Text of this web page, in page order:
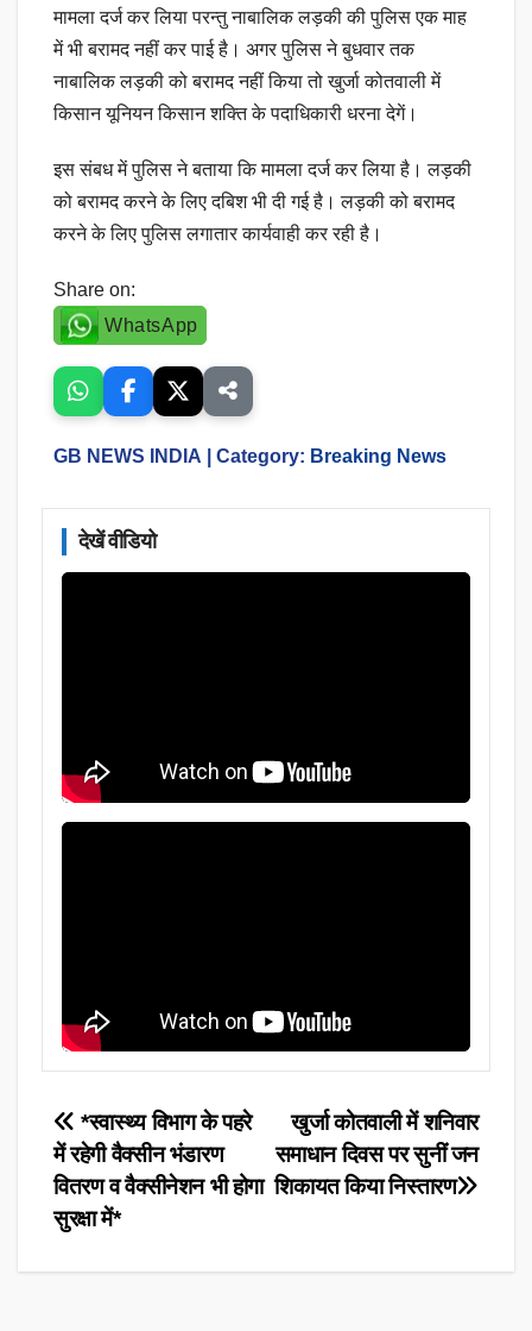
मामला दर्ज कर लिया परन्तु नाबालिक लड़की की पुलिस एक माह
में भी बरामद नहीं कर पाई है। अगर पुलिस ने बुधवार तक
नाबालिक लड़की को बरामद नहीं किया तो खुर्जा कोतवाली में
किसान यूनियन किसान शक्ति के पदाधिकारी धरना देगें।
इस संबध में पुलिस ने बताया कि मामला दर्ज कर लिया है। लड़की
को बरामद करने के लिए दबिश भी दी गई है। लड़की को बरामद
करने के लिए पुलिस लगातार कार्यवाही कर रही है।
Share on:
WhatsApp
GB NEWS INDIA | Category: Breaking News
देखें वीडियो
Post
navigation
खुर्जा कोतवाली में शनिवार
समाधान दिवस पर सुनीं जन
शिकायत किया निस्तारण
*स्वास्थ्य विभाग के पहरे
में रहेगी वैक्सीन भंडारण
वितरण व वैक्सीनेशन भी होगा
सुरक्षा में*